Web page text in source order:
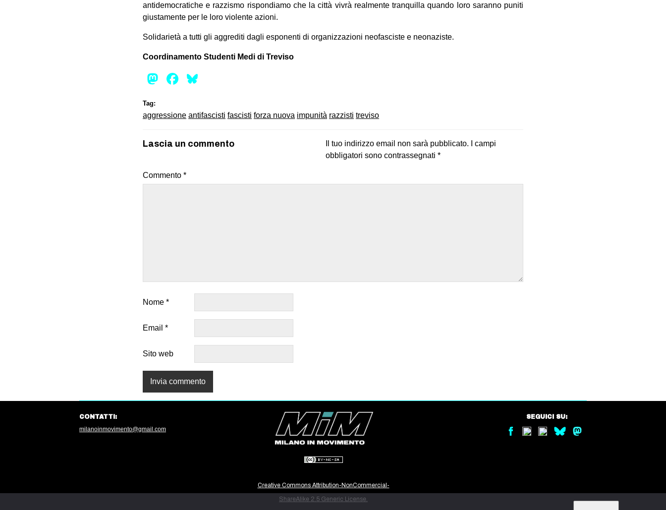
antidemocratiche e razzismo rispondiamo che la città vivrà realmente tranquilla quando loro saranno puniti
giustamente per le loro violente azioni.
Solidarietà a tutti gli aggrediti dagli esponenti di organizzazioni neofasciste e neonaziste.
Coordinamento Studenti Medi di Treviso
Mastodon
Facebook
Tag:
aggressione antifascisti fascisti forza nuova impunità razzisti treviso
Lascia un commento Il tuo indirizzo email non sarà pubblicato.
I campi
obbligatori sono contrassegnati *
Commento *
Nome *
Email *
Sito web
Creative Commons Attribution-NonCommercial-
ShareAlike 2.5 Generic License.
CONTATTI:
milanoinmovimento@gmail.com
SEGUICI SU: